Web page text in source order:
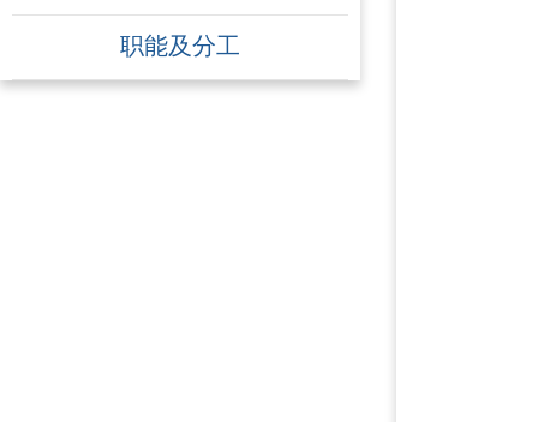
职能及分工